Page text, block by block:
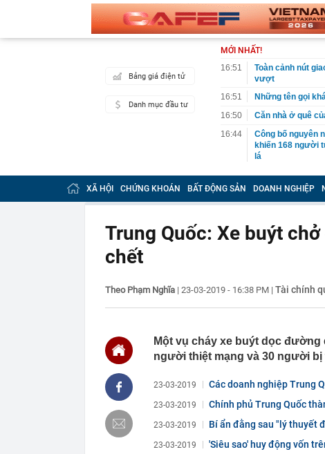
Bảng giá điện tử
Danh mục đầu tư
MỚI NHẤT!
16:51
Toàn cảnh nút
vượt
16:51
Những tên gọi
16:50
Căn nhà ở quê
16:44
Công bố nguyên
khiến 168 người
lá
16:40
Khởi tố, cấm
16:38
Bất chấp tháng 7
dễ gặp quý nhân
Người bán cá
bỏ qua, người
cách làm vừa
Tỉ phú sáng lập
đừng làm việc
16:21
Tin vui cho người
Phát hiện giao
Vietcombank
xác minh
mẻ
XÃ HỘI CHỨNG KHOÁN BẤT ĐỘNG SẢN DOANH NGHIỆP
Trung Quốc: Xe buýt
chết
Theo Phạm Nghĩa | 23-03-2019 - 16:38 PM | Tài chính
Một vụ cháy xe buýt dọc đường
người thiệt mạng và 30 người
23-03-2019 Các doanh nghiệp Trung
23-03-2019 Chính phủ Trung Quốc
23-03-2019 Bí ẩn đằng sau "lý thuyết
23-03-2019 'Siêu sao' huy động vốn